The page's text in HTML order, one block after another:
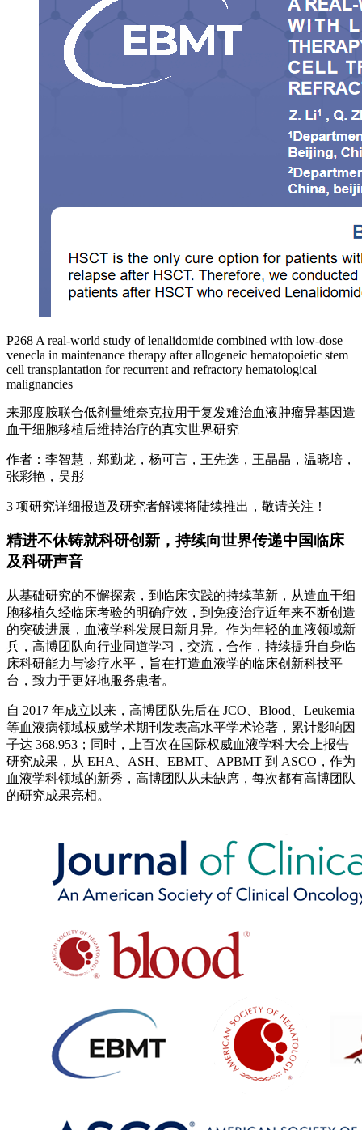
P268 A real-world study of lenalidomide combined with low-dose
venecla in maintenance therapy after allogeneic hematopoietic stem
cell transplantation for recurrent and refractory hematological
malignancies
来那度胺联合低剂量维奈克拉用于复发难治血液肿瘤异基因造
血干细胞移植后维持治疗的真实世界研究
作者：李智慧，郑勤龙，杨可言，王先选，王晶晶，温晓培，
张彩艳，吴彤
3 项研究详细报道及研究者解读将陆续推出，敬请关注！
精进不休铸就科研创新，持续向世界传递中国临床
及科研声音
从基础研究的不懈探索，到临床实践的持续革新，从造血干细
胞移植久经临床考验的明确疗效，到免疫治疗近年来不断创造
的突破进展，血液学科发展日新月异。作为年轻的血液领域新
兵，高博团队向行业同道学习，交流，合作，持续提升自身临
床科研能力与诊疗水平，旨在打造血液学的临床创新科技平
台，致力于更好地服务患者。
自 2017 年成立以来，高博团队先后在 JCO、Blood、Leukemia
等血液病领域权威学术期刊发表高水平学术论著，累计影响因
子达 368.953；同时，上百次在国际权威血液学科大会上报告
研究成果，从 EHA、ASH、EBMT、APBMT 到 ASCO，作为
血液学科领域的新秀，高博团队从未缺席，每次都有高博团队
的研究成果亮相。